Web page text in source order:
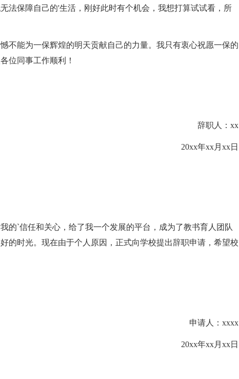
法保障自己的'生活，刚好此时有个机会，我想打算试试看，所
不能为一保辉煌的明天贡献自己的力量。我只有衷心祝愿一保的
位同事工作顺利！
辞职人：xx
20xx年xx月xx日
的`信任和关心，给了我一个发展的平台，成为了教书育人团队
的时光。现在由于个人原因，正式向学校提出辞职申请，希望校
申请人：xxxx
20xx年xx月xx日